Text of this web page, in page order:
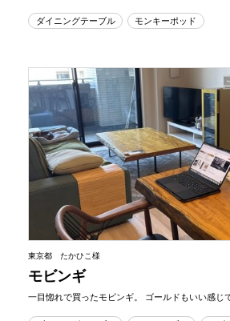
ダイニングテーブル モンキーポッド
東京都 たかひこ様
モビンギ
一目惚れで買ったモビンギ。 ゴールドもいい感じ